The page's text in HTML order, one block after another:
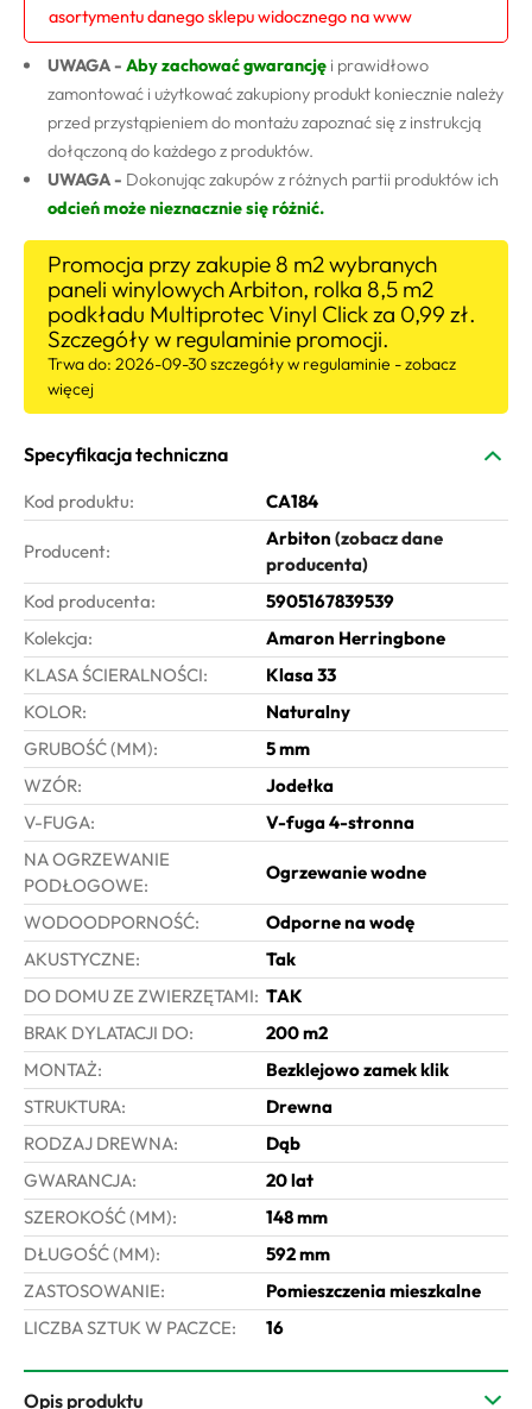
asortymentu danego sklepu widocznego na www
UWAGA - Aby zachować gwarancję i prawidłowo
zamontować i użytkować zakupiony produkt koniecznie należy
przed przystąpieniem do montażu zapoznać się z instrukcją
dołączoną do każdego z produktów.
UWAGA - Dokonując zakupów z różnych partii produktów ich
odcień może nieznacznie się różnić.
Promocja przy zakupie 8 m2 wybranych
paneli winylowych Arbiton, rolka 8,5 m2
podkładu Multiprotec Vinyl Click za 0,99 zł.
Szczegóły w regulaminie promocji.
Trwa do: 2026-09-30szczegóły w regulaminie - zobacz
więcej
Kod produktu: CA184
Producent:
Arbiton (zobacz dane
producenta)
Kod producenta:
5905167839539
Kolekcja:
Amaron Herringbone
KLASA ŚCIERALNOŚCI:
Klasa 33
KOLOR:
Naturalny
GRUBOŚĆ (MM):
5 mm
WZÓR:
Jodełka
V-FUGA:
V-fuga 4-stronna
NA OGRZEWANIE
PODŁOGOWE:
Ogrzewanie wodne
WODOODPORNOŚĆ:
Odporne na wodę
AKUSTYCZNE:
Tak
DO DOMU ZE ZWIERZĘTAMI: TAK
BRAK DYLATACJI DO:
200 m2
MONTAŻ:
Bezklejowo zamek klik
STRUKTURA:
Drewna
RODZAJ DREWNA:
Dąb
GWARANCJA:
20 lat
SZEROKOŚĆ (MM):
148 mm
DŁUGOŚĆ (MM):
592 mm
ZASTOSOWANIE:
Pomieszczenia mieszkalne
LICZBA SZTUK W PACZCE:
16